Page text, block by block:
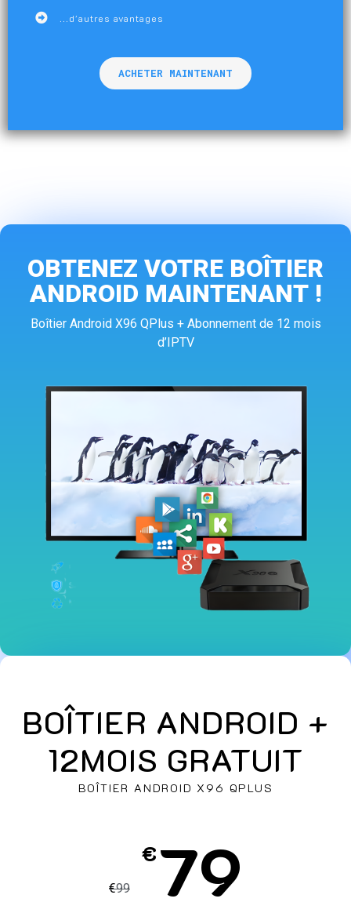
...d'autres avantages
ACHETER MAINTENANT
OBTENEZ VOTRE BOÎTIER
ANDROID MAINTENANT !
Boîtier Android X96 QPlus + Abonnement de 12 mois
d’IPTV
BOÎTIER ANDROID +
12MOIS GRATUIT
BOÎTIER ANDROID X96 QPLUS
€99
€79